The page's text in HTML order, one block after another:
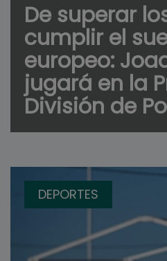
De superar
cumplir el
europeo:
jugará en la
División de
DEPORTES